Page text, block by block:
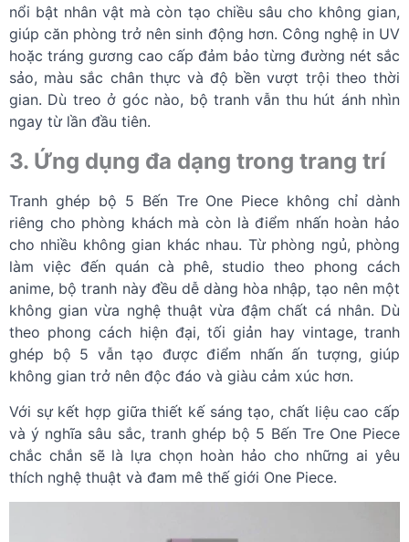
nổi bật nhân vật mà còn tạo chiều sâu cho không gian,
giúp căn phòng trở nên sinh động hơn. Công nghệ in UV
hoặc tráng gương cao cấp đảm bảo từng đường nét sắc
sảo, màu sắc chân thực và độ bền vượt trội theo thời
gian. Dù treo ở góc nào, bộ tranh vẫn thu hút ánh nhìn
ngay từ lần đầu tiên.
3. Ứng dụng đa dạng trong trang trí
Tranh ghép bộ 5 Bến Tre One Piece không chỉ dành
riêng cho phòng khách mà còn là điểm nhấn hoàn hảo
cho nhiều không gian khác nhau. Từ phòng ngủ, phòng
làm việc đến quán cà phê, studio theo phong cách
anime, bộ tranh này đều dễ dàng hòa nhập, tạo nên một
không gian vừa nghệ thuật vừa đậm chất cá nhân. Dù
theo phong cách hiện đại, tối giản hay vintage, tranh
ghép bộ 5 vẫn tạo được điểm nhấn ấn tượng, giúp
không gian trở nên độc đáo và giàu cảm xúc hơn.
Với sự kết hợp giữa thiết kế sáng tạo, chất liệu cao cấp
và ý nghĩa sâu sắc, tranh ghép bộ 5 Bến Tre One Piece
chắc chắn sẽ là lựa chọn hoàn hảo cho những ai yêu
thích nghệ thuật và đam mê thế giới One Piece.